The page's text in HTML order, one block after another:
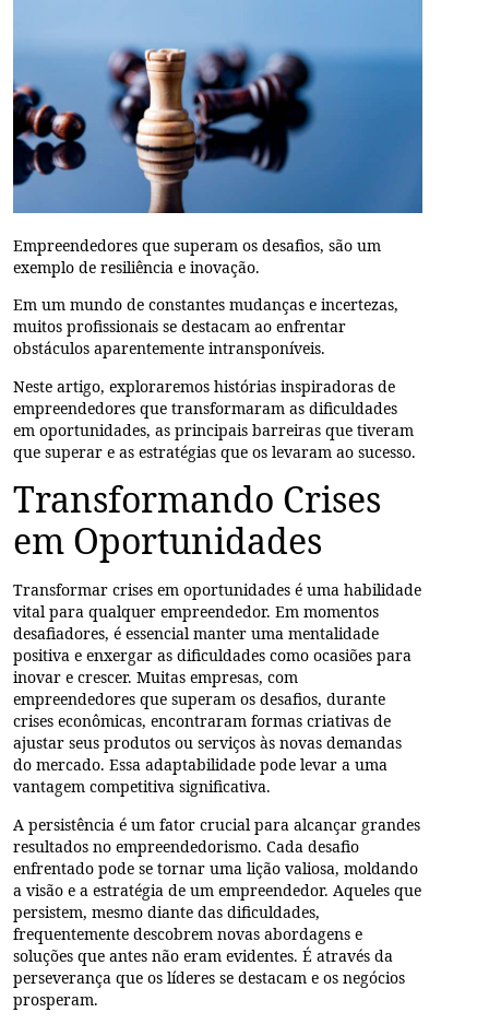
Empreendedores que superam os desafios, são um
exemplo de resiliência e inovação.
Em um mundo de constantes mudanças e incertezas,
muitos profissionais se destacam ao enfrentar
obstáculos aparentemente intransponíveis.
Neste artigo, exploraremos histórias inspiradoras de
empreendedores que transformaram as dificuldades
em oportunidades, as principais barreiras que tiveram
que superar e as estratégias que os levaram ao sucesso.
Transformando Crises
em Oportunidades
Transformar crises em oportunidades é umahabilidade
vitalpara qualquer empreendedor. Em momentos
desafiadores, é essencial manter umamentalidade
positiva e enxergar as dificuldades como ocasiões para
inovar e crescer. Muitas empresas, com
empreendedores que superam os desafios, durante
crises econômicas, encontraram formas criativas de
ajustar seus produtos ou serviços às novas demandas
do mercado. Essaadaptabilidade pode levar a uma
vantagem competitiva significativa.
Apersistência é um fator crucial para alcançar grandes
resultados no empreendedorismo. Cada desafio
enfrentado pode se tornar umalição valiosa, moldando
a visão e a estratégia de um empreendedor. Aqueles que
persistem, mesmo diante das dificuldades,
frequentemente descobrem novas abordagens e
soluções que antes não eram evidentes. É através da
perseverança que os líderes se destacam e os negócios
prosperam.